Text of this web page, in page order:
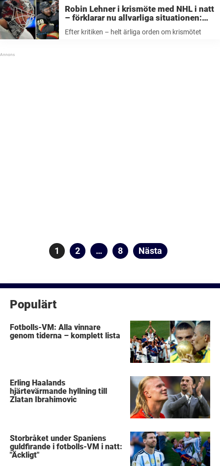
Robin Lehner i krismöte med NHL i natt
– förklarar nu allvarliga situationen:
Efter kritiken – helt ärliga orden om krismötet
Sidnumrering
Sida
1 Sida
2 … Sida
8 Nästa
Populärt
Fotbolls-VM: Alla vinnare
genom tiderna – komplett lista
Erling Haalands
hjärtevärmande hyllning till
Zlatan Ibrahimovic
Storbråket under Spaniens
guldfirande i fotbolls-VM i natt:
"Äckligt"